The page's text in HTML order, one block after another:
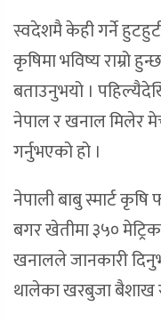
स्वदेशमै केही गर्ने
कृषिमा भविष्य राम्रो
बताउनुभयो ।
नेपाल र खनाल मिलेर
गर्नुभएको हो ।
नेपाली बाबु स्मार्ट
बगर खेतीमा ३५०
खनालले जानकारी
थालेका खरबुजा बैशाख